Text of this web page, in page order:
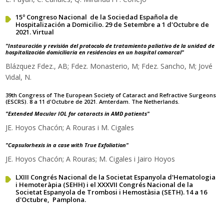
15º Congreso Nacional de la Sociedad Española de
Hospitalización a Domicilio. 29 de Setembre a 1 d'Octubre de
2021. Virtual
"Instauración y revisión del protocolo de tratamiento paliativo de la unidad de
hospitalización domiciliaria en residencias en un hospital comarcal"
Blázquez Fdez., AB; Fdez. Monasterio, M; Fdez. Sancho, M; Jové
Vidal, N.
39th Congress of The European Society of Cataract and Refractive Surgeons
(ESCRS). 8 a 11 d'Octubre de 2021. Amterdam. The Netherlands.
"Extended Macular IOL for cataracts in AMD patients"
JE. Hoyos Chacón; A Rouras i M. Cigales
"Capsulorhexis in a case with True Exfoliation"
JE. Hoyos Chacón; A Rouras; M. Cigales i Jairo Hoyos
LXIII Congrés Nacional de la Societat Espanyola d'Hematologia
i Hemoteràpia (SEHH) i el XXXVII Congrés Nacional de la
Societat Espanyola de Trombosi i Hemostàsia (SETH). 14 a 16
d'Octubre, Pamplona.